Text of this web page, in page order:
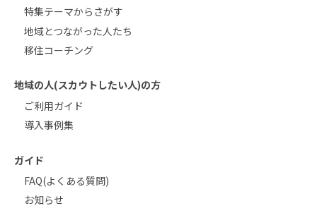
特集テーマからさがす
地域とつながった人たち
移住コーチング
地域の人(スカウトしたい人)の方
ご利用ガイド
導入事例集
ガイド
FAQ(よくある質問)
お知らせ